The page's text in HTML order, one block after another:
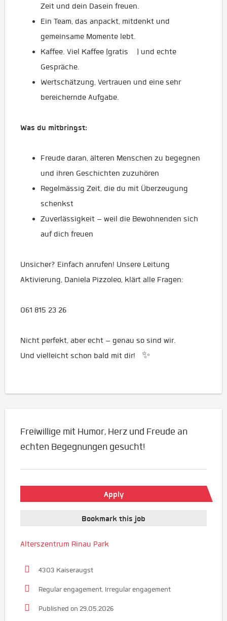
Zeit und dein Dasein freuen.
Ein Team, das anpackt, mitdenkt und
gemeinsame Momente lebt.
Kaffee. Viel Kaffee (gratis ) und echte
Gespräche.
Wertschätzung, Vertrauen und eine sehr
bereichernde Aufgabe.
Was du mitbringst:
Freude daran, älteren Menschen zu begegnen
und ihren Geschichten zuzuhören
Regelmässig Zeit, die du mit Überzeugung
schenkst
Zuverlässigkeit – weil die Bewohnenden sich
auf dich freuen
Unsicher? Einfach anrufen! Unsere Leitung
Aktivierung, Daniela Pizzoleo, klärt alle Fragen:
061 815 23 26
Nicht perfekt, aber echt – genau so sind wir.
Und vielleicht schon bald mit dir! ✨
Freiwillige mit Humor, Herz und Freude an
echten Begegnungen gesucht!
Apply
Bookmark this job
Alterszentrum Rinau Park
4303 Kaiseraugst
Regular engagement, Irregular engagement
Published on 29.05.2026